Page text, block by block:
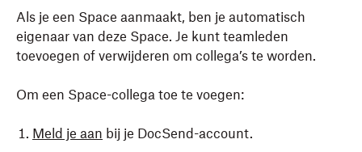
Als je een Space aanmaakt, ben je automatisch
eigenaar van deze Space. Je kunt teamleden
toevoegen of verwijderen om collega’s te worden.
Om een Space-collega toe te voegen:
Meld je aan bij je DocSend-account.